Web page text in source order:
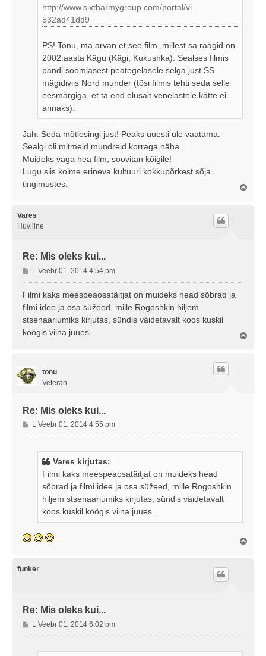
http://www.sixtharmygroup.com/portal/vi ...
532ad41dd9
PS! Tonu, ma arvan et see film, millest sa räägid on
2002.aasta Kägu (Kägi, Kukushka). Sealses filmis
pandi soomlasest peategelasele selga just SS
mägidiviis Nord munder (tõsi filmis tehti seda selle
eesmärgiga, et ta end elusalt venelastele kätte ei
annaks):
Jah. Seda mõtlesingi just! Peaks uuesti üle vaatama.
Sealgi oli mitmeid mundreid korraga näha.
Muideks väga hea film, soovitan kõigile!
Lugu siis kolme erineva kultuuri kokkupõrkest sõja
tingimustes.
Vares
Huviline
Re: Mis oleks kui...
P
o
s
i
t
u
L Veebr 01, 2014 4:54 pm
Filmi kaks meespeaosatäitjat on muideks head sõbrad ja
filmi idee ja osa süžeed, mille Rogoshkin hiljem
stsenaariumiks kirjutas, sündis väidetavalt koos kuskil
köögis viina juues.
tonu
Veteran
Re: Mis oleks kui...
P
o
L Veebr 01, 2014 4:55 pm
Vares kirjutas:
Filmi kaks meespeaosatäitjat on muideks head
sõbrad ja filmi idee ja osa süžeed, mille Rogoshkin
hiljem stsenaariumiks kirjutas, sündis väidetavalt
koos kuskil köögis viina juues.
funker
Re: Mis oleks kui...
P
o
L Veebr 01, 2014 6:02 pm